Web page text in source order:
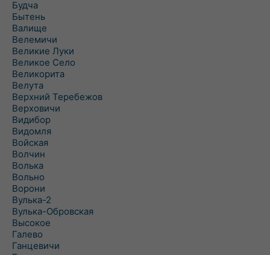
Будча
Бытень
Валище
Велемичи
Великие Луки
Великое Село
Великорита
Велута
Верхний Теребежов
Верховичи
Видибор
Видомля
Войская
Волчин
Волька
Вольно
Ворони
Вулька-2
Вулька-Обровская
Высокое
Галево
Ганцевичи